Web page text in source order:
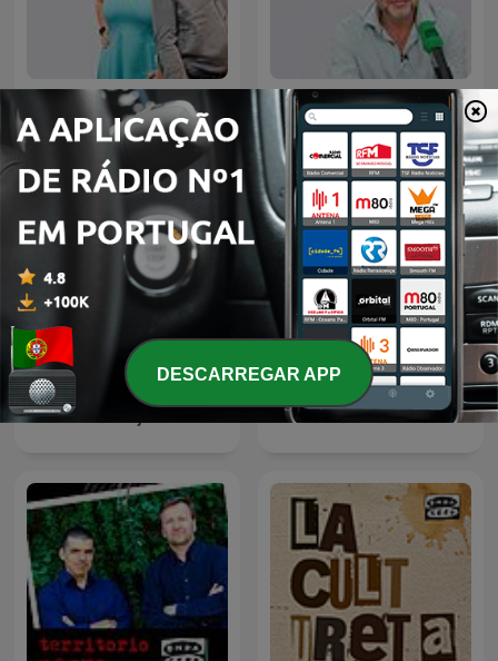
La Rosa de los Vientos Más de uno
Julia en la onda
DESCARREGAR APP